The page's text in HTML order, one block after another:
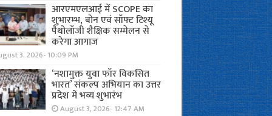
आरएमएलआई में SCOPE का
शुभारम्भ, बोन एवं सॉफ्ट टिश्यू
पैथोलॉजी शैक्षिक सम्मेलन से
करेगा आगाज
3, 2026- 10:09 PM
‘नशामुक्त युवा फॉर विकसित
भारत’ संकल्प अभियान का उत्तर
प्रदेश में भव्य शुभारंभ
August 3, 2026- 12:47 AM